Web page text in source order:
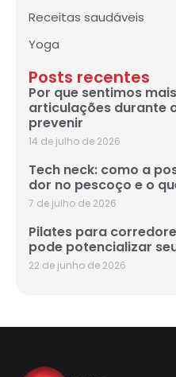
Receitas saudáveis
Yoga
Posts recentes
Por que sentimos
articulações durante
prevenir
14 de julho de 2026
Tech neck: como a
dor no pescoço e o
7 de julho de 2026
Pilates para
pode potencializar
22 de junho de 2026